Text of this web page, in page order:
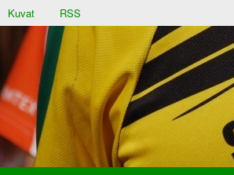
Kuvat RSS